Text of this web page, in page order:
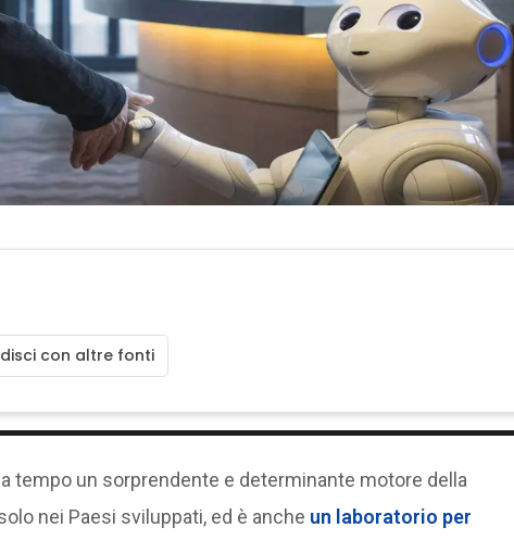
con altre fonti
tempo un sorprendente e determinante motore della
nei Paesi sviluppati, ed è anche un laboratorio per